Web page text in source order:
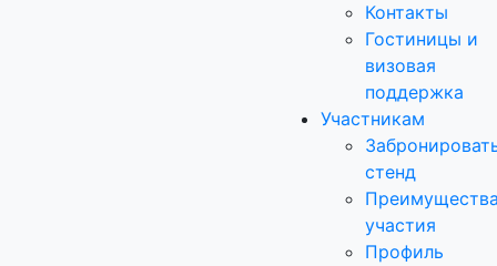
Контакты
Гостиницы и
визовая
поддержка
Участникам
стенд
участия
Профиль